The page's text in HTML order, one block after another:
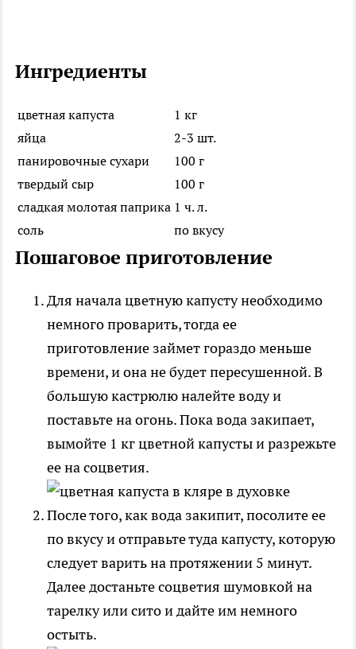
Ингредиенты
цветная капуста
1 кг
яйца
2-3 шт.
панировочные сухари
100 г
твердый сыр
100 г
сладкая молотая паприка 1 ч. л.
соль
по вкусу
Пошаговое приготовление
Для начала цветную капусту необходимо
немного проварить, тогда ее
приготовление займет гораздо меньше
времени, и она не будет пересушенной. В
большую кастрюлю налейте воду и
поставьте на огонь. Пока вода закипает,
вымойте 1 кг цветной капусты и разрежьте
ее на соцветия.
После того, как вода закипит, посолите ее
по вкусу и отправьте туда капусту, которую
следует варить на протяжении 5 минут.
Далее достаньте соцветия шумовкой на
тарелку или сито и дайте им немного
остыть.